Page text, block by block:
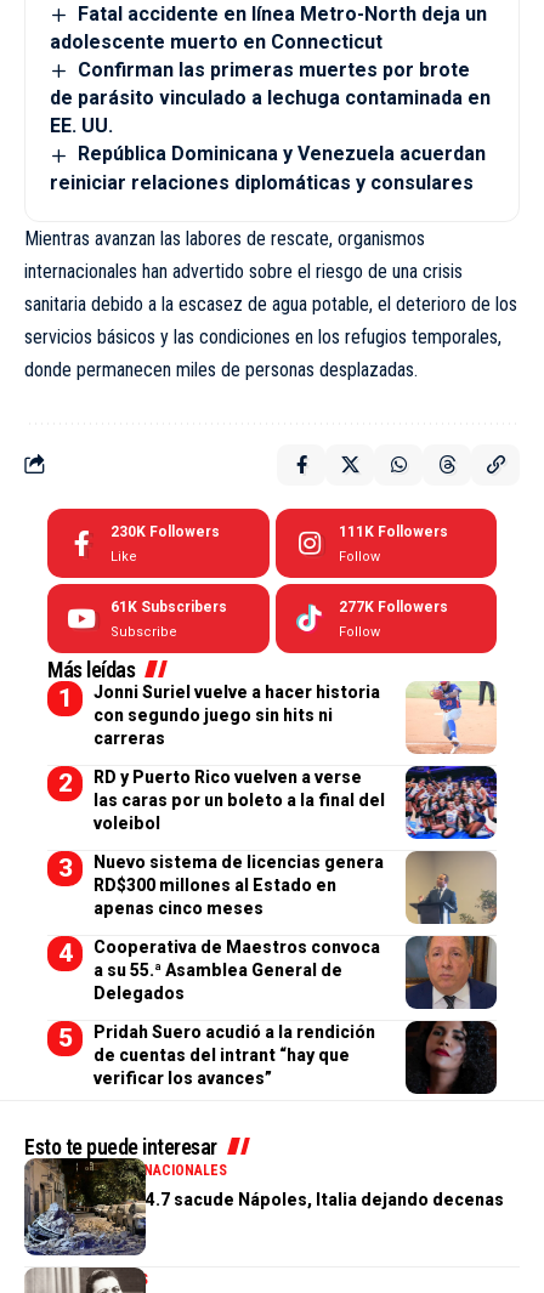
Fatal accidente en línea Metro-North deja un
adolescente muerto en Connecticut
Confirman las primeras muertes por brote
de parásito vinculado a lechuga contaminada en
EE. UU.
República Dominicana y Venezuela acuerdan
reiniciar relaciones diplomáticas y consulares
Mientras avanzan las labores de rescate, organismos
internacionales han advertido sobre el riesgo de una crisis
sanitaria debido a la escasez de agua potable, el deterioro de los
servicios básicos y las condiciones en los refugios temporales,
donde permanecen miles de personas desplazadas.
230K Followers
Like
111K Followers
Follow
61K Subscribers
Subscribe
277K Followers
Follow
Más leídas
Jonni Suriel vuelve a hacer historia
con segundo juego sin hits ni
carreras
RD y Puerto Rico vuelven a verse
las caras por un boleto a la final del
voleibol
Nuevo sistema de licencias genera
RD$300 millones al Estado en
apenas cinco meses
Cooperativa de Maestros convoca
a su 55.ª Asamblea General de
Delegados
Pridah Suero acudió a la rendición
de cuentas del intrant “hay que
verificar los avances”
Esto te puede interesar
GENERALESINTERNACIONALES
Terremoto de 4.7 sacude Nápoles, Italia dejando decenas
de heridos
INTERNACIONALES